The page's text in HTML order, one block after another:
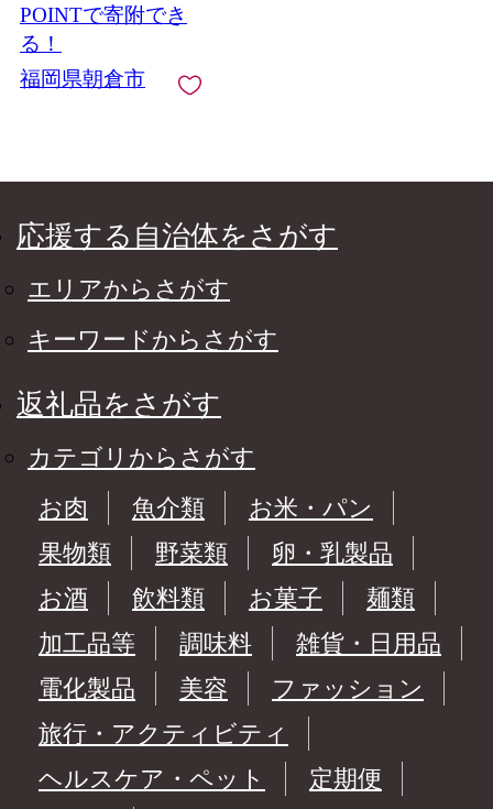
梅 まろやか
POINTで寄附でき
る！
福岡県朝倉市
応援する自治体をさがす
エリアからさがす
キーワードからさがす
返礼品をさがす
カテゴリからさがす
お肉
魚介類
お米・パン
果物類
野菜類
卵・乳製品
お酒
飲料類 お菓子
麺類
加工品等
調味料
雑貨・日用品
電化製品
美容
ファッション
旅行・アクティビティ
ヘルスケア・ペット
定期便